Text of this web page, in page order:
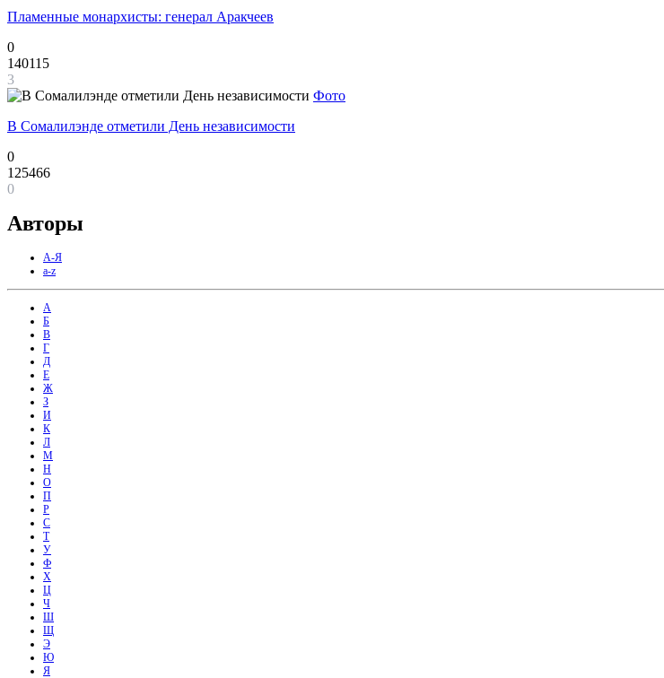
Пламенные монархисты: генерал Аракчеев
0
140115
3
Фото
В Сомалилэнде отметили День независимости
0
125466
0
Авторы
А-Я
a-z
А
Б
В
Г
Д
Е
Ж
З
И
К
Л
М
Н
О
П
Р
С
Т
У
Ф
Х
Ц
Ч
Ш
Щ
Э
Ю
Я